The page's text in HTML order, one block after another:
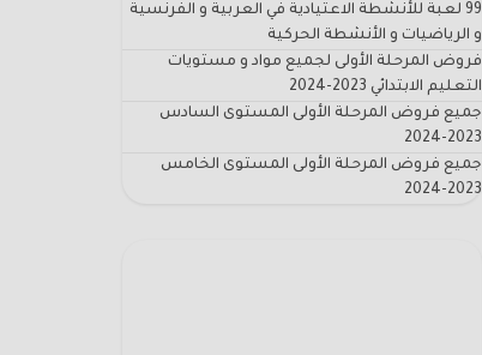
99 لعبة للأنشطة الاعتيادية في العربية و الفرنسية
و الرياضيات و الأنشطة الحركية
فروض المرحلة الأولى لجميع مواد و مستويات
التعليم الابتدائي 2023-2024
جميع فروض المرحلة الأولى المستوى السادس
2023-2024
جميع فروض المرحلة الأولى المستوى الخامس
2023-2024